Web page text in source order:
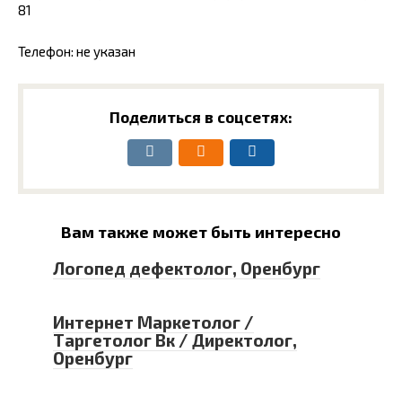
81
Телефон: не указан
Поделиться в соцсетях:
Вам также может быть интересно
Логопед дефектолог, Оренбург
Интернет Маркетолог /
Таргетолог Вк / Директолог,
Оренбург